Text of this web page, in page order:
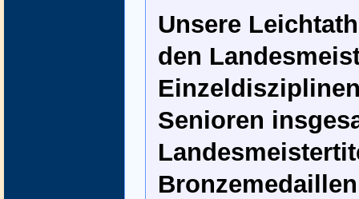
Unsere
den
Senioren